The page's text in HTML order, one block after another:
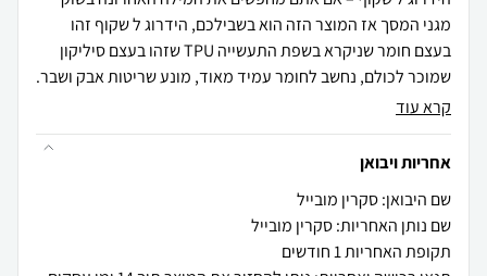
מגני המסך אז המוצר הזה הוא בשבילכם, הידרוג ל שקוף זהו
בעצם חומר שניקרא בשפת התעשייה TPU שזהו בעצם סיליקון
שמוכר לכולם, נחשב לחומר עמיד מאוד, מונע שריטות אבק ושבר.
קרא עוד
אחריות ויבואן
שם היבואן: סקרין מובייל
שם נותן האחריות: סקרין מובייל
תקופת האחריות 1 חודשים